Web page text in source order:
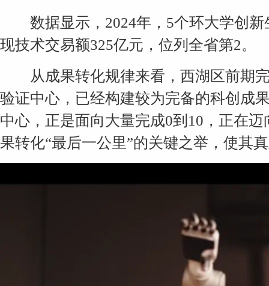
数据显示，2024年，5个环大学创新
现技术交易额325亿元，位列全省第2。
从成果转化规律来看，西湖区前期完
验证中心，已经构建较为完备的科创成
中心，正是面向大量完成0到10，正在
果转化“最后一公里”的关键之举，使其